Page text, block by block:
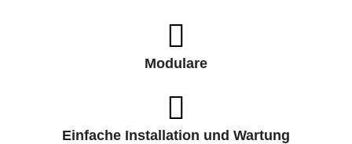
Modulare
Einfache Installation und Wartung